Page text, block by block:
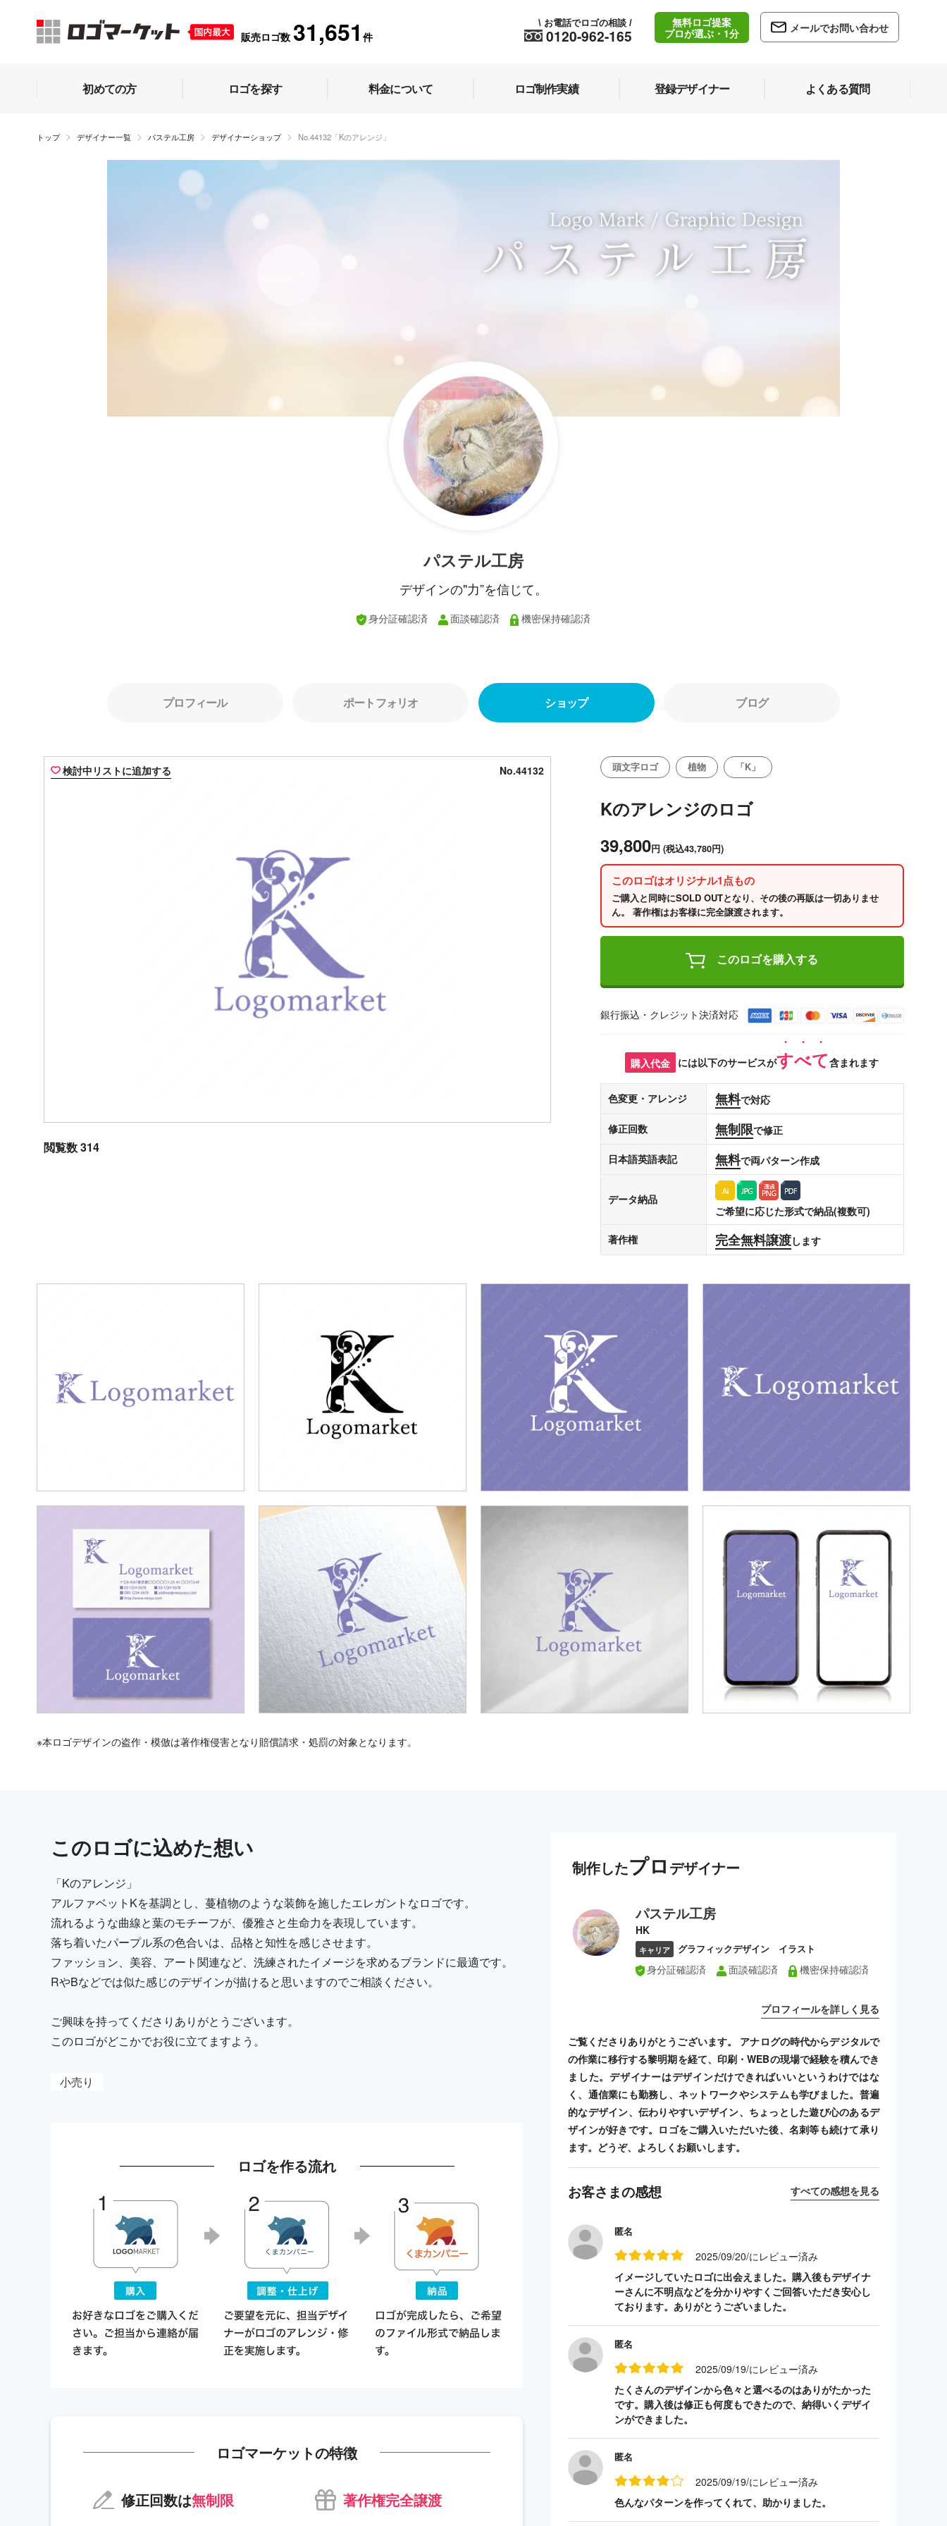
販売ロゴ数 31,651 件 0120-962-165
\ お電話でロゴの相談 /
無料ロゴ提案
プロが選ぶ・1分
メールでお問い合わせ
初めての方 ロゴを探す 料金について ロゴ制作実績 登録デザイナー よくある質問
トップ デザイナー一覧 パステル工房 デザイナーショップ No.44132「Kのアレンジ」
パステル工房
デザインの"力”を信じて。
身分証確認済 面談確認済 機密保持確認済
プロフィール ポートフォリオ ショップ ブログ
検討中リストに追加する No.44132
閲覧数 314
頭文字ロゴ 植物 「K」
Kのアレンジのロゴ
39,800円 (税込43,780円)
このロゴはオリジナル1点もの
ご購入と同時にSOLD OUTとなり、その後の再販は一切ありませ
ん。 著作権はお客様に完全譲渡されます。
このロゴを購入する
銀行振込・クレジット決済対応
購入代金 には以下のサービスがすべて含まれます
色変更・アレンジ 無料で対応
修正回数 無制限で修正
日本語英語表記 無料で両パターン作成
データ納品
ご希望に応じた形式で納品(複数可)
著作権
完全無料譲渡します
※本ロゴデザインの盗作・模倣は著作権侵害となり賠償請求・処罰の対象となります。
このロゴに込めた想い
「Kのアレンジ」
アルファベットKを基調とし、蔓植物のような装飾を施したエレガントなロゴです。
流れるような曲線と葉のモチーフが、優雅さと生命力を表現しています。
落ち着いたパープル系の色合いは、品格と知性を感じさせます。
ファッション、美容、アート関連など、洗練されたイメージを求めるブランドに最適です。
RやBなどでは似た感じのデザインが描けると思いますのでご相談ください。
ご興味を持ってくださりありがとうございます。
このロゴがどこかでお役に立てますよう。
小売り
ロゴを作る流れ
ロゴマーケットの特徴
修正回数は無制限 著作権完全譲渡
制作したプロ デザイナー
パステル工房
HK
キャリア グラフィックデザイン イラスト
身分証確認済 面談確認済 機密保持確認済
プロフィールを詳しく見る
ご覧くださりありがとうございます。 アナログの時代からデジタルで
の作業に移行する黎明期を経て、印刷・WEBの現場で経験を積んでき
ました。デザイナーはデザインだけできればいいというわけではな
く、通信業にも勤務し、ネットワークやシステムも学びました。普遍
的なデザイン、伝わりやすいデザイン、ちょっとした遊び心のあるデ
ザインが好きです。ロゴをご購入いただいた後、名刺等も続けて承り
ます。どうぞ、よろしくお願いします。
お客さまの感想 すべての感想を見る
匿名
2025/09/20/にレビュー済み
イメージしていたロゴに出会えました。購入後もデザイナ
ーさんに不明点などを分かりやすくご回答いただき安心し
ております。ありがとうございました。
匿名
2025/09/19/にレビュー済み
たくさんのデザインから色々と選べるのはありがたかった
です。購入後は修正も何度もできたので、納得いくデザイ
ンができました。
匿名
2025/09/19/にレビュー済み
色んなパターンを作ってくれて、助かりました。